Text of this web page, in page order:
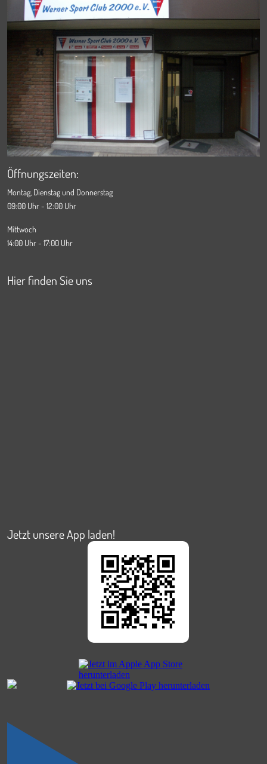
Öffnungszeiten:
Montag, Dienstag und Donnerstag
09:00 Uhr - 12:00 Uhr
Mittwoch
14:00 Uhr - 17:00 Uhr
Hier finden Sie uns
Jetzt unsere App laden!